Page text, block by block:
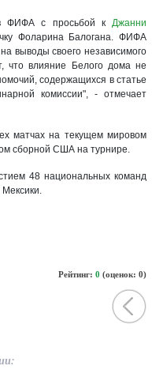
ФИФА с просьбой к Джанни
Фоларина Балогана. ФИФА
выводы своего независимого
что влияние Белого дома не
содержащихся в статье
комиссии", - отмечает
матчах на текущем мировом
сборной США на турнире.
48 национальных команд
Рейтинг: 0 (оценок: 0)